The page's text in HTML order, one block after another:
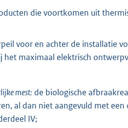
die voortkomen uit
voor en achter de installatie
het maximaal elektrisch
mest: de biologische
al dan niet aangevuld met
IV;